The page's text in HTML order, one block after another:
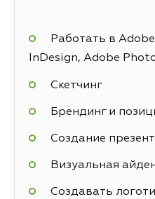
Работать в
InDesign, Adobe
Скетчинг
Брендинг и
Создание
Визуальная
Создавать